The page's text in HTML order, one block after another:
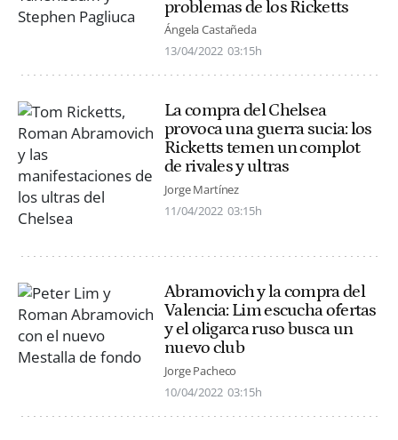
problemas de los Ricketts
Ángela Castañeda
13/04/2022 03:15h
La compra del Chelsea
provoca una guerra sucia: los
Ricketts temen un complot
de rivales y ultras
Jorge Martínez
11/04/2022 03:15h
Abramovich y la compra del
Valencia: Lim escucha ofertas
y el oligarca ruso busca un
nuevo club
Jorge Pacheco
10/04/2022 03:15h